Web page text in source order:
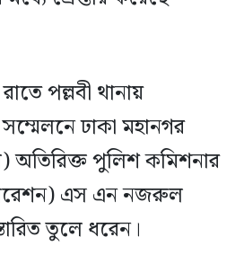
পল্লবী থানায়
ঢাকা মহানগর
অতিরিক্ত পুলিশ কমিশনার
এস এন নজরুল
তুলে ধরেন।